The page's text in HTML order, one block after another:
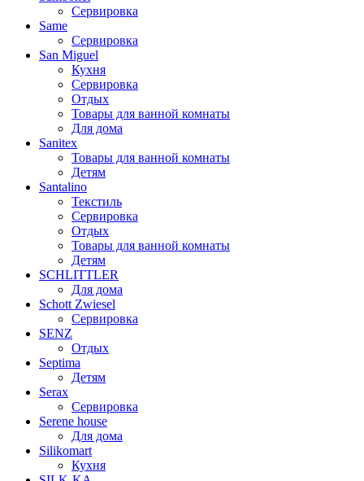
Сервировка
Same
Сервировка
San Miguel
Кухня
Сервировка
Отдых
Товары для ванной комнаты
Для дома
Sanitex
Товары для ванной комнаты
Детям
Santalino
Текстиль
Сервировка
Отдых
Товары для ванной комнаты
Детям
SCHLITTLER
Для дома
Schott Zwiesel
Сервировка
SENZ
Отдых
Septima
Детям
Serax
Сервировка
Serene house
Для дома
Silikomart
Кухня